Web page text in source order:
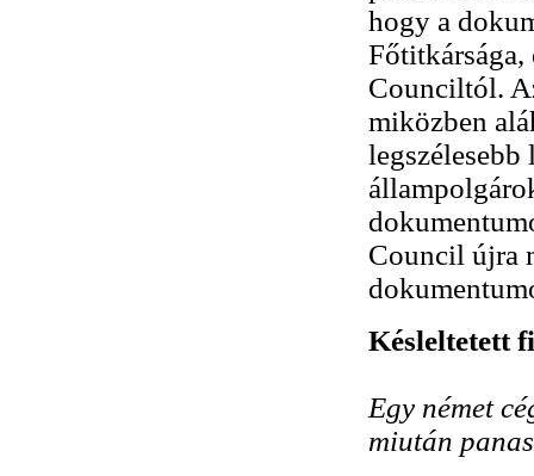
hogy a
Counciltól.
miközben
legszélesebb
Council újra
Késleltetett
Egy német
miután